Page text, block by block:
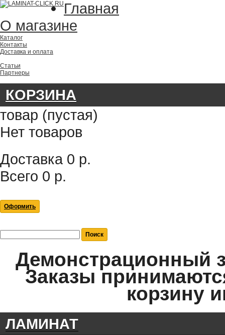
Главная
О магазине
Каталог
Контакты
Доставка и оплата
Статьи
Партнеры
КОРЗИНА
товар (пустая)
Нет товаров
Доставка 0 р.
Всего 0 р.
Оформить
Демонстрационный
Заказы
корзину
ЛАМИНАТ